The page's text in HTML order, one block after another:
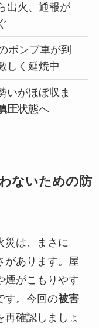
出火、通報が
ポンプ車が到
しく延焼中
いがほぼ収ま
圧状態へ
ないための防
災は、まさに
があります。屋
煙がこもりやす
す。今回の被害
確認しましょ